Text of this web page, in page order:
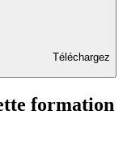
Téléchargez
formation